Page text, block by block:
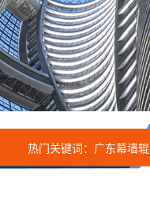
热门关键词： 广东幕墙